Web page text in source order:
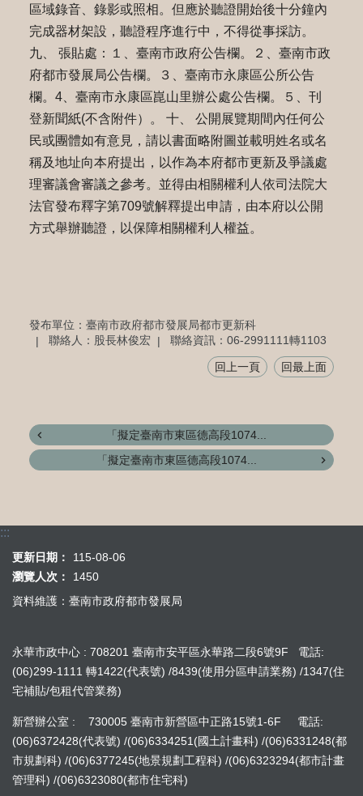
區域錄音、錄影或照相。但應於聽證開始後十分鐘內
完成器材架設，聽證程序進行中，不得從事採訪。
九、 張貼處：１、臺南市政府公告欄。２、臺南市政
府都市發展局公告欄。３、臺南市永康區公所公告
欄。4、臺南市永康區崑山里辦公處公告欄。５、刊
登新聞紙(不含附件）。 十、 公開展覽期間內任何公
民或團體如有意見，請以書面略附圖並載明姓名或名
稱及地址向本府提出，以作為本府都市更新及爭議處
理審議會審議之參考。並得由相關權利人依司法院大
法官發布釋字第709號解釋提出申請，由本府以公開
方式舉辦聽證，以保障相關權利人權益。
發布單位：臺南市政府都市發展局都市更新科
聯絡人：股長林俊宏
聯絡資訊：06-2991111轉1103
回上一頁 回最上面
「擬定臺南市東區德高段1074...
「擬定臺南市東區德高段1074...
:::
更新日期：
115-08-06
瀏覽人次：
1450
資料維護：臺南市政府都市發展局
永華市政中心 : 708201 臺南市安平區永華路二段6號9F 電話:
(06)299-1111 轉1422(代表號) /8439(使用分區申請業務) /1347(住
宅補貼/包租代管業務)
新營辦公室 : 730005 臺南市新營區中正路15號1-6F 電話:
(06)6372428(代表號) /(06)6334251(國土計畫科) /(06)6331248(都
市規劃科) /(06)6377245(地景規劃工程科) /(06)6323294(都市計畫
管理科) /(06)6323080(都市住宅科)